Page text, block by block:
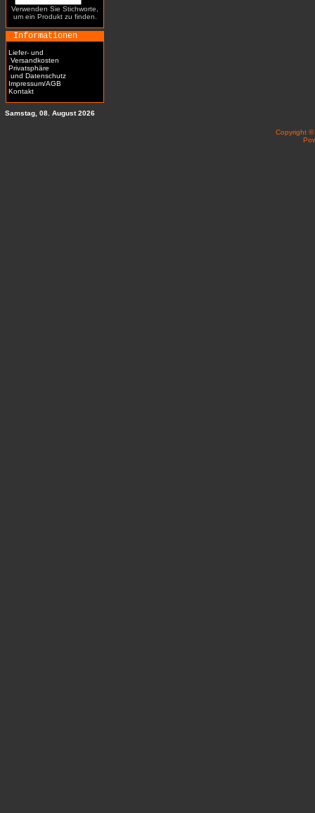
Verwenden Sie Stichworte,
um ein Produkt zu finden.
Informationen
Liefer- und
Versandkosten
Privatsphäre
und Datenschutz
Impressum/AGB
Kontakt
Samstag, 08. August 2026
Copyright